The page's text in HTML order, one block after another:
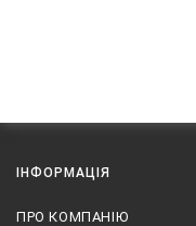
ІНФОРМАЦІЯ
ПРО КОМПАНІЮ